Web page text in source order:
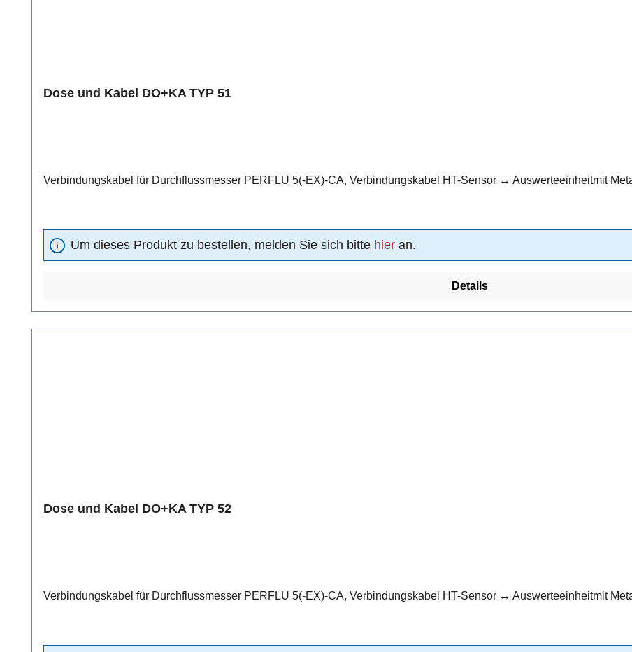
Dose und Kabel DO+KA TYP 51
Verbindungskabel für Durchflussmesser PERFLU 5(-EX)-CA, Verbindungskabel HT-Sensor ↔ Auswerteeinheitmit
Um dieses Produkt zu bestellen, melden Sie sich bitte hier an.
Details
Dose und Kabel DO+KA TYP 52
Verbindungskabel für Durchflussmesser PERFLU 5(-EX)-CA, Verbindungskabel HT-Sensor ↔ Auswerteeinheitmit